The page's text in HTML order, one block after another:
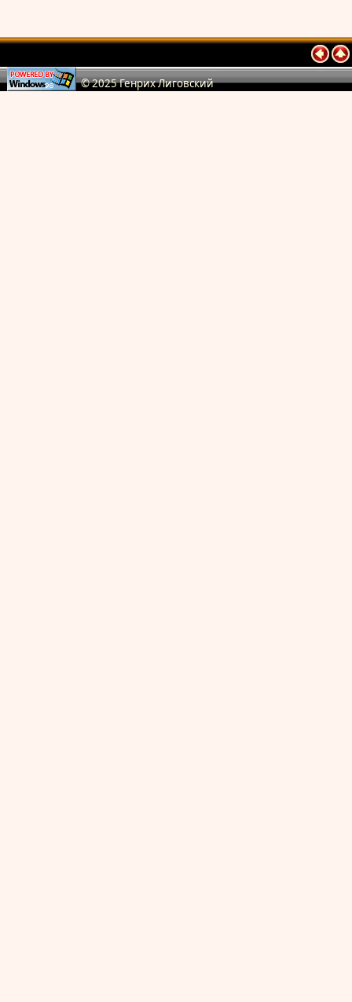
© 2025 Генрих Лиговский